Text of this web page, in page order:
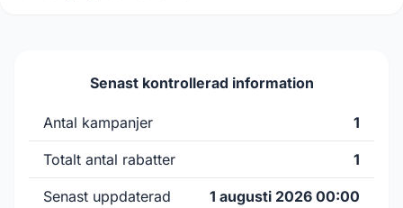
Senast kontrollerad information
Antal kampanjer 1
Totalt antal rabatter 1
Senast uppdaterad 1 augusti 2026 00:00